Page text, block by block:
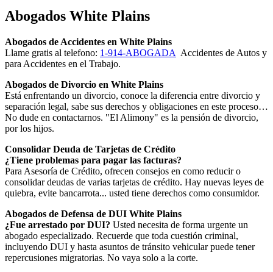
Abogados White Plains
Abogados de Accidentes en White Plains
Llame gratis al telefono: 1-914-ABOGADA Accidentes de Autos y
para Accidentes en el Trabajo.
Abogados de Divorcio en White Plains
Está enfrentando un divorcio, conoce la diferencia entre divorcio y
separación legal, sabe sus derechos y obligaciones en este proceso…
No dude en contactarnos. "El Alimony" es la pensión de divorcio,
por los hijos.
Consolidar Deuda de Tarjetas de Crédito
¿Tiene problemas para pagar las facturas?
Para Asesoría de Crédito, ofrecen consejos en como reducir o
consolidar deudas de varias tarjetas de crédito. Hay nuevas leyes de
quiebra, evite bancarrota... usted tiene derechos como consumidor.
Abogados de Defensa de DUI White Plains
¿Fue arrestado por DUI? Usted necesita de forma urgente un
abogado especializado. Recuerde que toda cuestión criminal,
incluyendo DUI y hasta asuntos de tránsito vehicular puede tener
repercusiones migratorias. No vaya solo a la corte.